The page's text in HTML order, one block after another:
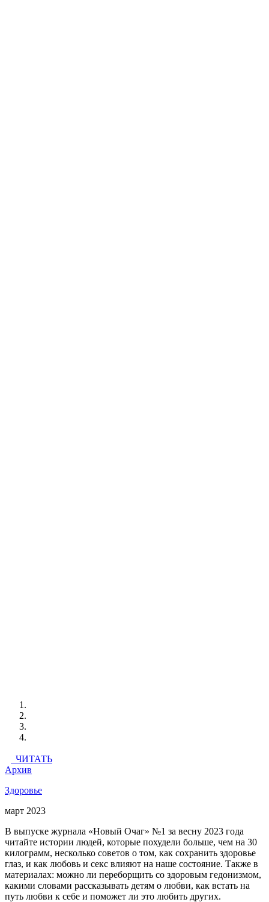
ЧИТАТЬ
Архив
Здоровье
март 2023
В выпуске журнала «Новый Очаг» №1 за весну 2023 года
читайте истории людей, которые похудели больше, чем на 30
килограмм, несколько советов о том, как сохранить здоровье
глаз, и как любовь и секс влияют на наше состояние. Также в
материалах: можно ли переборщить со здоровым гедонизмом,
какими словами рассказывать детям о любви, как встать на
путь любви к себе и поможет ли это любить других.